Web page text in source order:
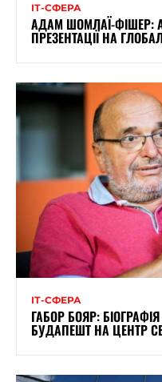
ІТ-СФЕРА
АДАМ ШОМЛАЇ-ФІШЕР:
ПРЕЗЕНТАЦІЇ НА
ІТ-СФЕРА
ГАБОР БОЯР:
БУДАПЕШТ НА ЦЕНТР